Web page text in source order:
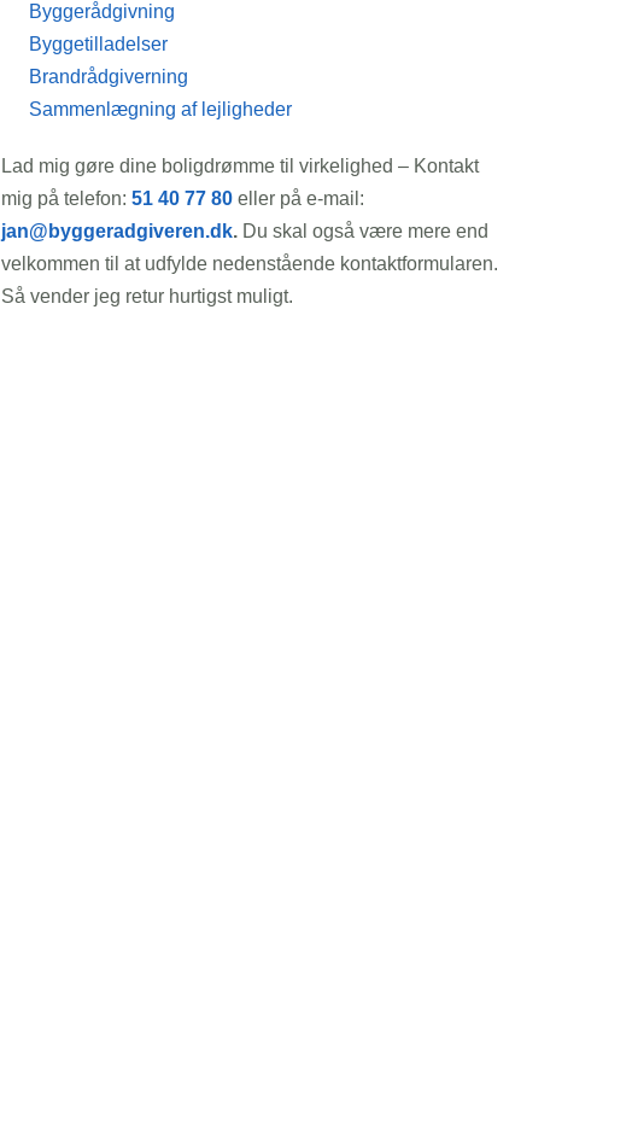
Byggerådgivning
Byggetilladelser
Brandrådgiverning
Sammenlægning af lejligheder
Lad mig gøre dine boligdrømme til virkelighed – Kontakt
mig på telefon:51 40 77 80 eller på e-mail:
jan@byggeradgiveren.dk. Du skal også være mere end
velkommen til at udfylde nedenstående kontaktformularen.
Så vender jeg retur hurtigst muligt.